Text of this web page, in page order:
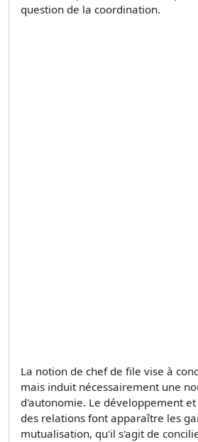
question de la coordination.
La notion de chef de file vise à
mais induit nécessairement une
d'autonomie. Le développement
des relations font apparaître les
mutualisation, qu'il s'agit de